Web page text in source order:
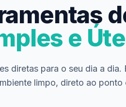
e
diretas para o seu dia a
limpo, direto ao ponto